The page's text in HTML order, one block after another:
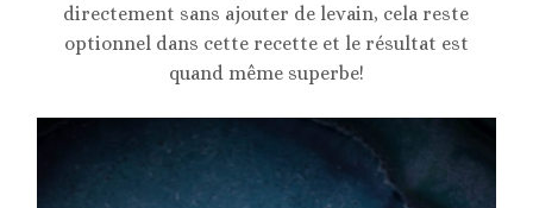
directement sans ajouter de levain, cela reste
optionnel dans cette recette et le résultat est
quand même superbe!